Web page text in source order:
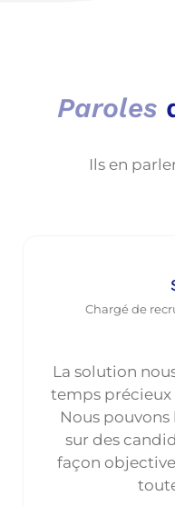
Paroles
Ils en
Chargé de
La solution
temps précieux
Nous
sur des
façon